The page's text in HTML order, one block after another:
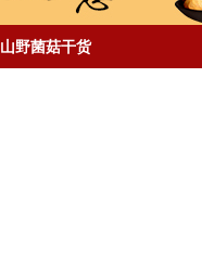
山野菌菇干货